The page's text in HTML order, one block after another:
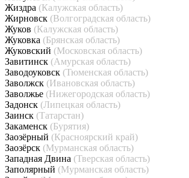
Жиздра (Калужская область)
Жирновск (Волгоградская область)
Жуков (Калужская область)
Жуковка (Брянская область)
Жуковский (Московская область)
Завитинск (Амурская область)
Заводоуковск (Тюменская область)
Заволжск (Ивановская область)
Заволжье (Нижегородская область)
Задонск (Липецкая область)
Заинск (Татарстан)
Закаменск (Бурятия)
Заозёрный (Красноярский край)
Заозёрск (Мурманская область)
Западная Двина (Тверская область)
Заполярный (Мурманская область)